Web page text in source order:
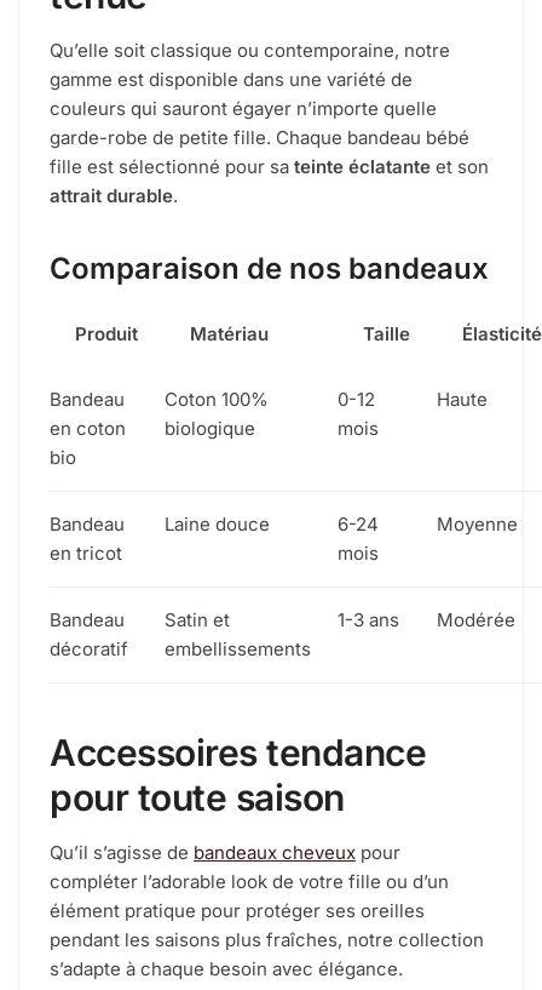
Qu’elle soit classique ou contemporaine, notre
gamme est disponible dans une variété de
couleurs qui sauront égayer n’importe quelle
garde-robe de petite fille. Chaque bandeau bébé
fille est sélectionné pour sa teinte éclatante et son
attrait durable.
Comparaison de nos bandeaux
Produit Matériau Taille Élasticité
Bandeau
en coton
bio
Coton 100%
biologique
0-12
mois
Haute
Bandeau
en tricot
Laine douce
6-24
mois
Moyenne
Bandeau
décoratif
Satin et
embellissements
1-3 ans Modérée
Accessoires tendance
pour toute saison
Qu’il s’agisse de bandeaux cheveux pour
compléter l’adorable look de votre fille ou d’un
élément pratique pour protéger ses oreilles
pendant les saisons plus fraîches, notre collection
s’adapte à chaque besoin avec élégance.